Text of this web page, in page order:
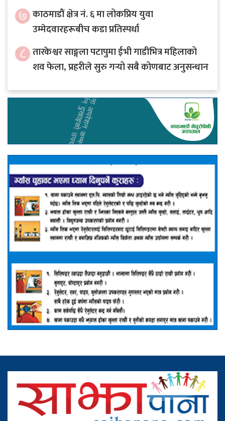
७ काठमाडौं क्षेत्र नं. ६ मा लोकप्रिय युवा
उम्मेदवारहरूबीच कडा प्रतिस्पर्धा
८ तारकेश्वर साङ्गला पटापुमा ईभी गाडीभित्र महिलाको
शव फेला, प्रहरीले सुरु गर्‍यो सबै कोणबाट अनुसन्धान